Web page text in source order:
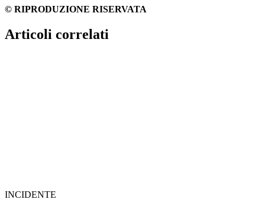
© RIPRODUZIONE RISERVATA
Articoli correlati
INCIDENTE